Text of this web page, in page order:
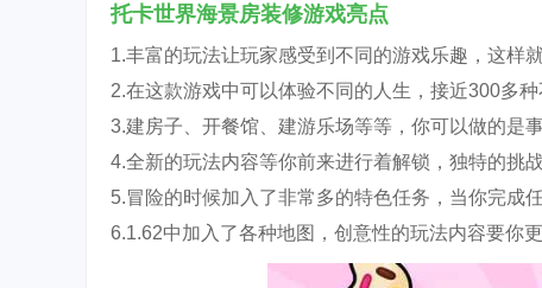
托卡世界海景房装修游戏亮点
1.丰富的玩法让玩家感受到不同的游戏乐趣，这样
2.在这款游戏中可以体验不同的人生，接近300多种
3.建房子、开餐馆、建游乐场等等，你可以做的是
4.全新的玩法内容等你前来进行着解锁，独特的挑
5.冒险的时候加入了非常多的特色任务，当你完成
6.1.62中加入了各种地图，创意性的玩法内容要你